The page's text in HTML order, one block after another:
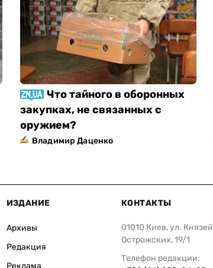
Что тайного в оборонных
закупках, не связанных с
оружием?
Владимир Даценко
ИЗДАНИЕ
Архивы
Редакция
Реклама
КОНТАКТЫ
01010 Киев, ул. Князей
Острожских, 19/1
Телефон редакции: